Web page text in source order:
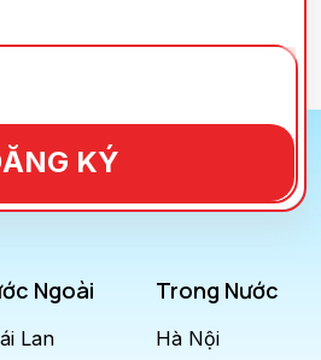
KÝ
Ngoài
Lan
Trong Nước
Hà Nội